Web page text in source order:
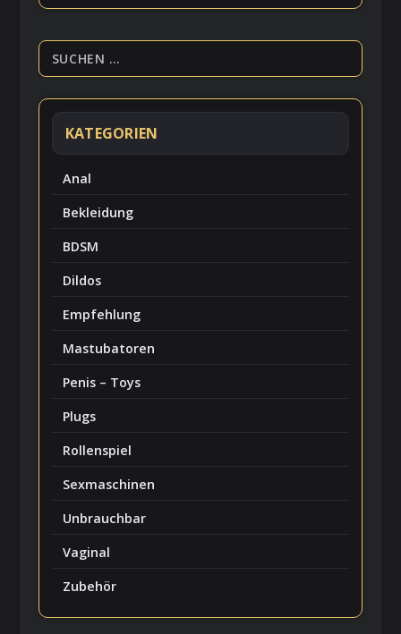
KATEGORIEN
Anal
Bekleidung
BDSM
Dildos
Empfehlung
Mastubatoren
Penis – Toys
Plugs
Rollenspiel
Sexmaschinen
Unbrauchbar
Vaginal
Zubehör